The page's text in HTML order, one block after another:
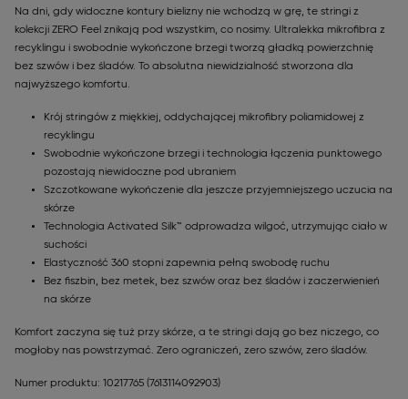
Na dni, gdy widoczne kontury bielizny nie wchodzą w grę, te stringi z
kolekcji ZERO Feel znikają pod wszystkim, co nosimy. Ultralekka mikrofibra z
recyklingu i swobodnie wykończone brzegi tworzą gładką powierzchnię
bez szwów i bez śladów. To absolutna niewidzialność stworzona dla
najwyższego komfortu.
Krój stringów z miękkiej, oddychającej mikrofibry poliamidowej z
recyklingu
Swobodnie wykończone brzegi i technologia łączenia punktowego
pozostają niewidoczne pod ubraniem
Szczotkowane wykończenie dla jeszcze przyjemniejszego uczucia na
skórze
Technologia Activated Silk™ odprowadza wilgoć, utrzymując ciało w
suchości
Elastyczność 360 stopni zapewnia pełną swobodę ruchu
Bez fiszbin, bez metek, bez szwów oraz bez śladów i zaczerwienień
na skórze
Komfort zaczyna się tuż przy skórze, a te stringi dają go bez niczego, co
mogłoby nas powstrzymać. Zero ograniczeń, zero szwów, zero śladów.
Numer produktu: 10217765 (7613114092903)